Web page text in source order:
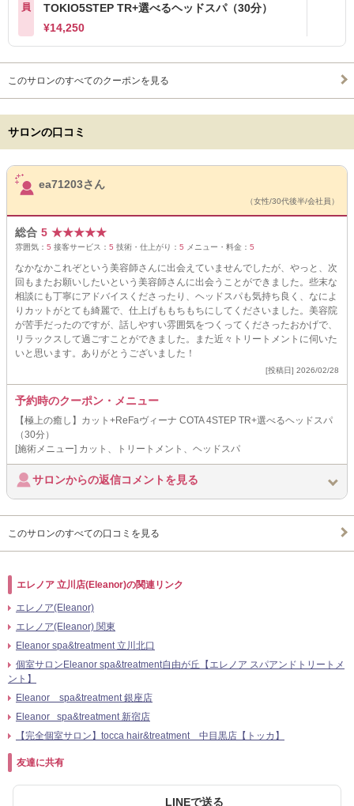
員
TOKIO5STEP TR+選べるヘッドスパ（30分）
¥14,250
このサロンのすべてのクーポンを見る
サロンの口コミ
サロンPick Up
ea71203さん
（女性/30代後半/会社員）
総合 5 ★★★★★
雰囲気： 5 接客サービス： 5 技術・仕上がり： 5 メニュー・料金： 5
なかなかこれぞという美容師さんに出会えていませんでしたが、やっと、次
回もまたお願いしたいという美容師さんに出会うことができました。些末な
相談にも丁寧にアドバイスくださったり、ヘッドスパも気持ち良く、なによ
りカットがとても綺麗で、仕上げももちもちにしてくださいました。美容院
が苦手だったのですが、話しやすい雰囲気をつくってくださったおかげで、
リラックスして過ごすことができました。また近々トリートメントに伺いた
いと思います。ありがとうございました！
[投稿日] 2026/02/28
予約時のクーポン・メニュー
【極上の癒し】カット+ReFaヴィーナ COTA 4STEP TR+選べるヘッドスパ
（30分）
[施術メニュー] カット、トリートメント、ヘッドスパ
サロンからの返信コメントを見る
このサロンのすべての口コミを見る
エレノア 立川店(Eleanor)の関連リンク
エレノア(Eleanor)
エレノア(Eleanor) 関東
Eleanor spa&treatment 立川北口
個室サロンEleanor spa&treatment自由が丘【エレノア スパアンドトリートメ
ント】
Eleanor spa&treatment 銀座店
Eleanor spa&treatment 新宿店
【完全個室サロン】tocca hair&treatment 中目黒店【トッカ】
友達に共有
LINEで送る